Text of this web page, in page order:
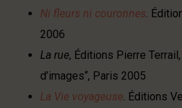
Ni fleurs ni couronnes .
2006
La rue, Éditions Pierre
d’images“, Paris 2005
La Vie voyageuse . Éditions